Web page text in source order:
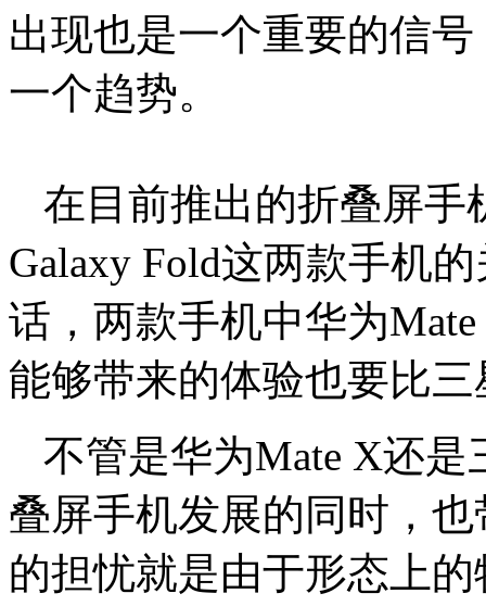
出现也是一个重要的信
一个趋势。
在目前推出的折叠屏手
Galaxy Fold这两款手机
话，两款手机中华为
能够带来的体验也要比三
不管是华为Mate X还是
叠屏手机发展的同时，
的担忧就是由于形态上